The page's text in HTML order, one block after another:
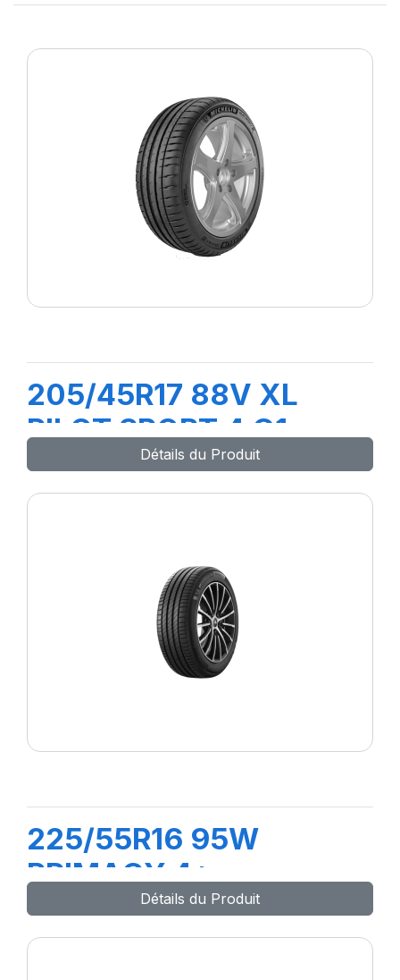
205/45R17 88V XL
PILOT SPORT 4 G1
Détails du Produit
225/55R16 95W
PRIMACY 4+
Détails du Produit